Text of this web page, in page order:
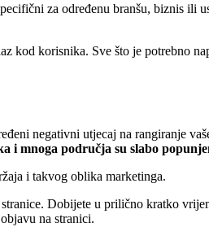
za određenu branšu, biznis
kod korisnika. Sve što je potrebno
negativni utjecaj na rangiranje
mnoga područja su slabo
i takvog oblika marketinga.
Dobijete u prilično kratko
na stranici.